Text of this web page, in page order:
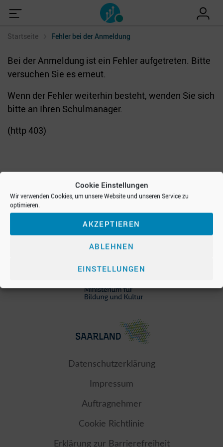
Cookie Einstellungen
Wir verwenden Cookies, um unsere Website und unseren Service zu
optimieren.
AKZEPTIEREN
ABLEHNEN
EINSTELLUNGEN
Startseite Fehler bei der Anmeldung
Bei der Anmeldung ist ein Fehler aufgetreten. Bitte
versuchen Sie es erneut.
Wenn der Fehler weiterhin besteht, wenden Sie sich
bitte an Ihren Schulmanager.
(http 403)
Datenschutzerklärung
Impressum
Auftragnehmer
Cookie Richtlinie
Erklärung zur Barrierefreiheit